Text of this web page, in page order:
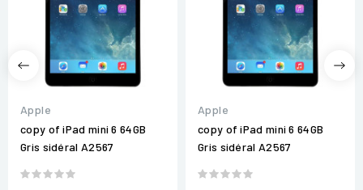
Apple
copy of iPad mini 6 64GB
Gris sidéral A2567
Apple
copy of iPad mini 6 64GB
Gris sidéral A2567